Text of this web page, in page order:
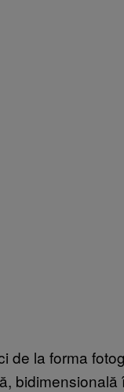
de la forma
bidimensională